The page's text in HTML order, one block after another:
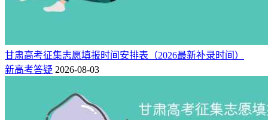
甘肃高考征集志愿填报时间安排表（2026最新补录时间）
新高考答疑 2026-08-03